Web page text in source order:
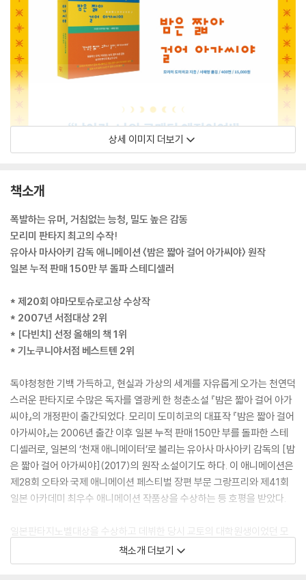
상세 이미지 더보기
책소개
폭발하는 유머, 거침없는 능청, 밀도 높은 감동
모리미 판타지 최고의 수작!
유아사 마사아키 감독 애니메이션 〈밤은 짧아 걸어 아가씨야〉 원작
일본 누적 판매 150만 부 돌파 스테디셀러
* 제20회 야마모토슈로고상 수상작
* 2007년 서점대상 2위
* [다빈치] 선정 올해의 책 1위
* 기노쿠니야서점 베스트텐 2위
독야청청한 기백 가득하고, 현실과 가상의 세계를 자유롭게 오가는 천연덕
스러운 판타지로 수많은 독자를 열광케 한 청춘소설 『밤은 짧아 걸어 아가
씨야』의 개정판이 출간되었다. 모리미 도미히코의 대표작 『밤은 짧아 걸어
아가씨야』는 2006년 출간 이후 일본 누적 판매 150만 부를 돌파한 스테
디셀러로, 일본의 ‘천재 애니메이터’로 불리는 유아사 마사아키 감독의 [밤
은 짧아 걸어 아가씨야](2017)의 원작 소설이기도 하다. 이 애니메이션은
제28회 오타와 국제 애니메이션 페스티벌 장편 부문 그랑프리와 제41회
일본 아카데미 최우수 애니메이션 작품상을 수상하는 등 호평을 받았다.
일본판타지노벨대상을 수상하고 데뷔한 당시 교토의 대학원생이었던 모
리미 도미히코가 “교토의 『이상한 나라의 앨리스』를 써보자”고 마음먹고
쓴 판타지 연애소설 『밤은 짧아 걸어 아가씨야』는 나오자마자 문단과 독자
책소개 더보기